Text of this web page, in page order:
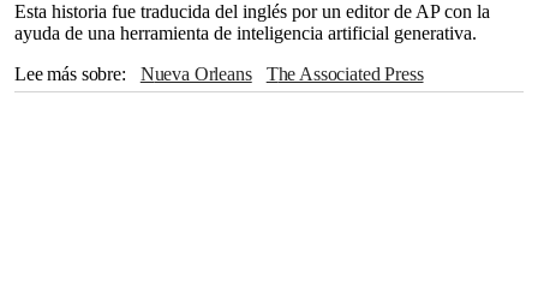
Esta historia fue traducida del inglés por un editor de AP con la
ayuda de una herramienta de inteligencia artificial generativa.
Lee más sobre
Nueva Orleans
The Associated Press